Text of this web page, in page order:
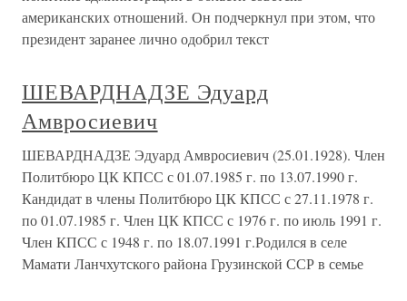
американских отношений. Он подчеркнул при этом, что
президент заранее лично одобрил текст
ШЕВАРДНАДЗЕ Эдуард
Амвросиевич
ШЕВАРДНАДЗЕ Эдуард Амвросиевич (25.01.1928). Член
Политбюро ЦК КПСС с 01.07.1985 г. по 13.07.1990 г.
Кандидат в члены Политбюро ЦК КПСС с 27.11.1978 г.
по 01.07.1985 г. Член ЦК КПСС с 1976 г. по июль 1991 г.
Член КПСС с 1948 г. по 18.07.1991 г.Родился в селе
Мамати Ланчхутского района Грузинской ССР в семье